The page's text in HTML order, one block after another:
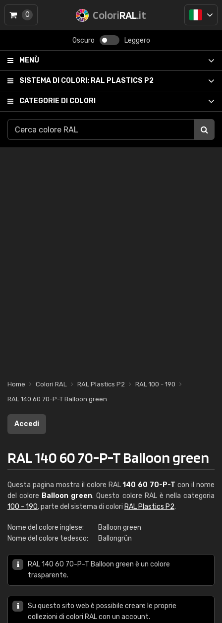
ColoriRAL.it
Oscuro Leggero
MENÙ
SISTEMA DI COLORI: RAL PLASTICS P2
CATEGORIE DI COLORI
0
Home Colori RAL RAL Plastics P2
RAL 100 - 190
RAL 140 60 70-P-T Balloon green
Accedi
RAL 140 60 70-P-T Balloon green
Questa pagina mostra il colore RAL140 60 70-P-T con il nome
del colore Balloon green. Questo colore RAL è nella categoria
100 - 190, parte del sistema di colori RAL Plastics P2.
Nome del colore inglese:
Balloon green
Nome del colore tedesco:
Ballongrün
RAL 140 60 70-P-T Balloon green è un colore
trasparente.
Su questo sito web è possibile creare le proprie
collezioni di colori RAL con un account.